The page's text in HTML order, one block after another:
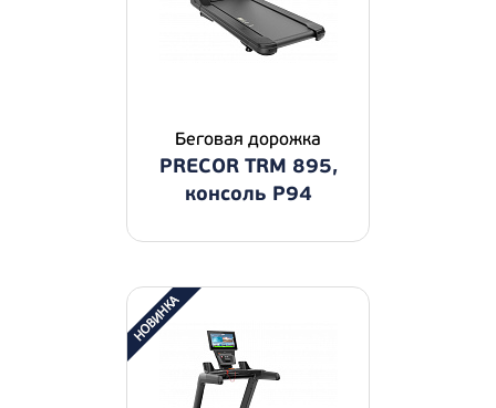
Беговая дорожка
PRECOR TRM 895,
консоль P94